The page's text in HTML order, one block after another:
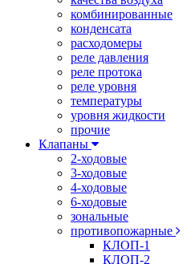
комбинированные
конденсата
расходомеры
реле давления
реле протока
реле уровня
температуры
уровня жидкости
прочие
Клапаны
2-ходовые
3-ходовые
4-ходовые
6-ходовые
зональные
противопожарные
КЛОП-1
КЛОП-2